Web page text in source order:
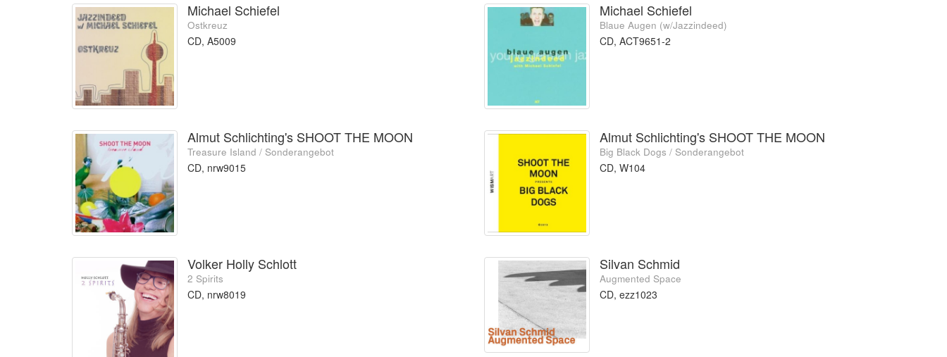
Michael Schiefel
Ostkreuz
CD, A5009
Michael Schiefel
Blaue Augen (w/Jazzindeed)
CD, ACT9651-2
Almut Schlichting's SHOOT THE MOON
Treasure Island / Sonderangebot
CD, nrw9015
Almut Schlichting's SHOOT THE MOON
Big Black Dogs / Sonderangebot
CD, W104
Volker Holly Schlott
2 Spirits
CD, nrw8019
Silvan Schmid
Augmented Space
CD, ezz1023